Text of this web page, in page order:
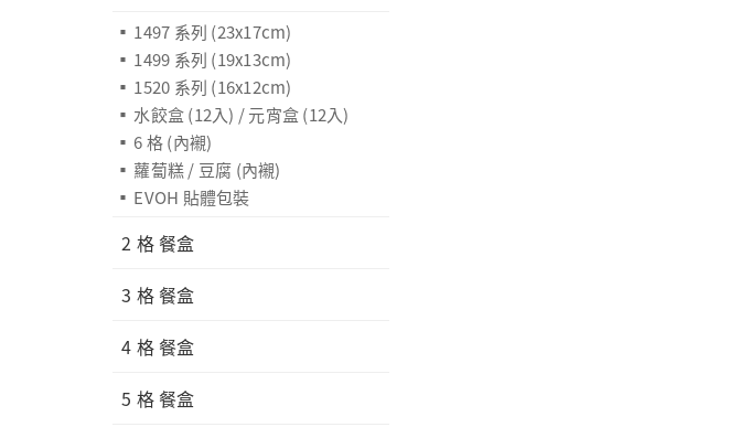
1497 系列 (23x17cm)
1499 系列 (19x13cm)
1520 系列 (16x12cm)
水餃盒 (12入) / 元宵盒 (12入)
6 格 (內襯)
蘿蔔糕 / 豆腐 (內襯)
EVOH 貼體包裝
2 格 餐盒
3 格 餐盒
4 格 餐盒
5 格 餐盒